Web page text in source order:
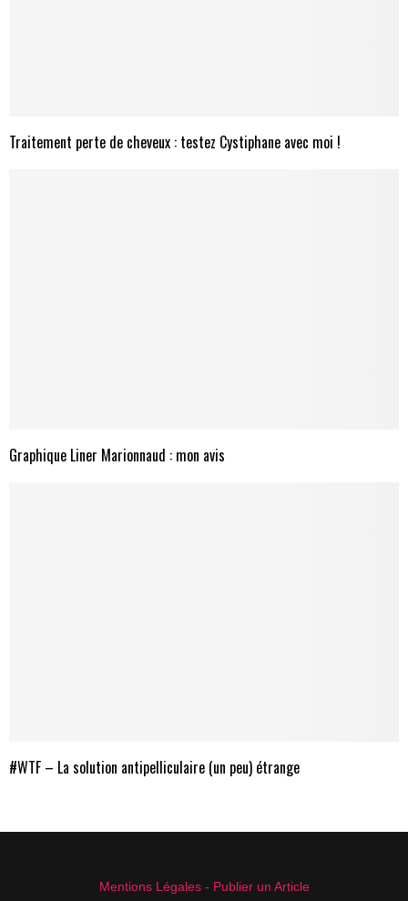
Traitement perte de cheveux : testez Cystiphane avec moi !
Graphique Liner Marionnaud : mon avis
#WTF – La solution antipelliculaire (un peu) étrange
Mentions Légales- Publier un Article